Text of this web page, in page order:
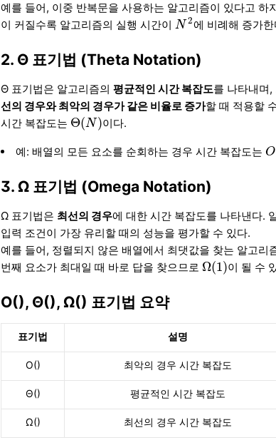
예를 들어, 이중 반복문을 사용하는 알고리즘이 있다고 하
이 커질수록 알고리즘의 실행 시간이 N 2
N2에 비례해 증가
2. Θ 표기법 (Theta Notation)
Θ 표기법은 알고리즘의 평균적인 시간 복잡도를 나타내며
선의 경우와 최악의 경우가 같은 비율로 증가할 때 적용할
시간 복잡도는 Θ(N)
Θ(N) 이다.
예: 배열의 모든 요소를 순회하는 경우 시간 복잡도는 O
O
3. Ω 표기법 (Omega Notation)
Ω 표기법은 최선의 경우에 대한 시간 복잡도를 나타낸다.
입력 조건이 가장 유리할 때의 성능을 평가할 수 있다.
예를 들어, 정렬되지 않은 배열에서 최댓값을 찾는 알고리
번째 요소가 최대일 때 바로 답을 찾으므로 Ω(1)
Ω(1)이 될 수
O(), Θ(), Ω() 표기법 요약
표기법 설명
O() 최악의 경우 시간 복잡도
Θ() 평균적인 시간 복잡도
Ω() 최선의 경우 시간 복잡도